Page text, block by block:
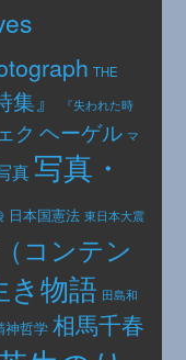
THE
』
『失われた時
ク ヘーゲル マ
真 写真・
日本国憲法 東日本大震
コンテン
き物語 田島和
神哲学 相馬千春